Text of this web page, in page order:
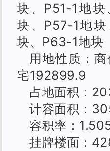
块、P51-1地
块、P57-1地
块、P63-1地块
用地性质：
宅192899.9
占地面积：
计容面积：
容积率：
挂牌楼面：